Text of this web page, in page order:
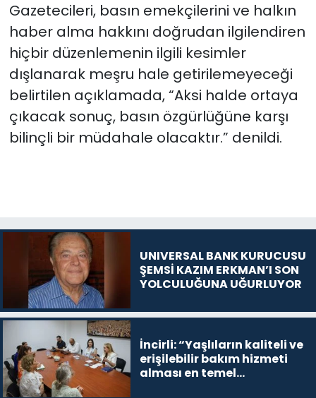
Gazetecileri, basın emekçilerini ve halkın
haber alma hakkını doğrudan ilgilendiren
hiçbir düzenlemenin ilgili kesimler
dışlanarak meşru hale getirilemeyeceği
belirtilen açıklamada, “Aksi halde ortaya
çıkacak sonuç, basın özgürlüğüne karşı
bilinçli bir müdahale olacaktır.” denildi.
UNIVERSAL BANK KURUCUSU
ŞEMSİ KAZIM ERKMAN’I SON
YOLCULUĞUNA UĞURLUYOR
İncirli: “Yaşlıların kaliteli ve
erişilebilir bakım hizmeti
alması en temel